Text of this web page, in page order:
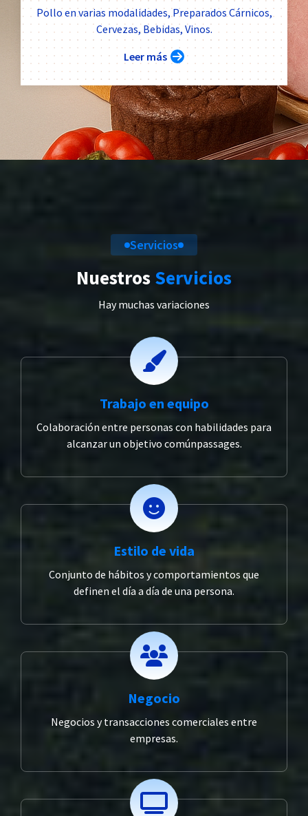
Pollo en varias modalidades, Preparados Cárnicos,
Cervezas, Bebidas, Vinos.
Leer más
Servicios
Nuestros Servicios
Hay muchas variaciones
Trabajo en equipo
Colaboración entre personas con habilidades para
alcanzar un objetivo comúnpassages.
Estilo de vida
Conjunto de hábitos y comportamientos que
definen el día a día de una persona.
Negocio
Negocios y transacciones comerciales entre
empresas.